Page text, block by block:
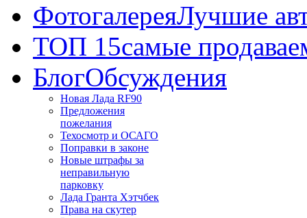
ФотогалереяЛучшие
ТОП 15самые
БлогОбсуждения
Новая Лада RF90
Предложения
пожелания
Техосмотр и ОСАГО
Поправки в законе
Новые штрафы за
неправильную
парковку
Лада Гранта Хэтчбек
Права на скутер